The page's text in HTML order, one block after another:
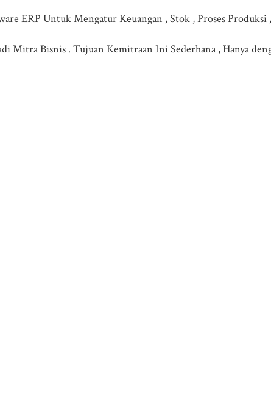
ERP Untuk Mengatur Keuangan , Stok , Proses
Mitra Bisnis . Tujuan Kemitraan Ini Sederhana , Hanya